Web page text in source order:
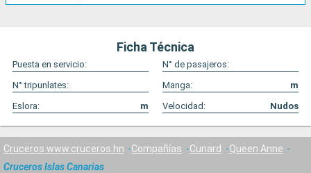
Ficha Técnica
Puesta en servicio:
N° de pasajeros:
N° tripunlates:
Manga:
m
Eslora:
m Velocidad: Nudos
Cruceros www.cruceros.hn Compañías Cunard
Queen Anne
Cruceros Islas Canarias